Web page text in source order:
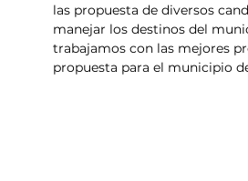
las propuesta de diversos
manejar los destinos del
trabajamos con las mejores
propuesta para el municipio